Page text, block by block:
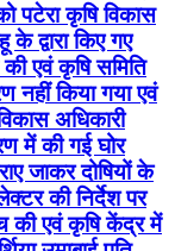
पटेरा कृषि विकास
द्वारा किए गए
एवं कृषि समिति
नहीं किया गया एवं
अधिकारी
में की गई घोर
जाकर दोषियों के
की निर्देश पर
की एवं कृषि केंद्र में